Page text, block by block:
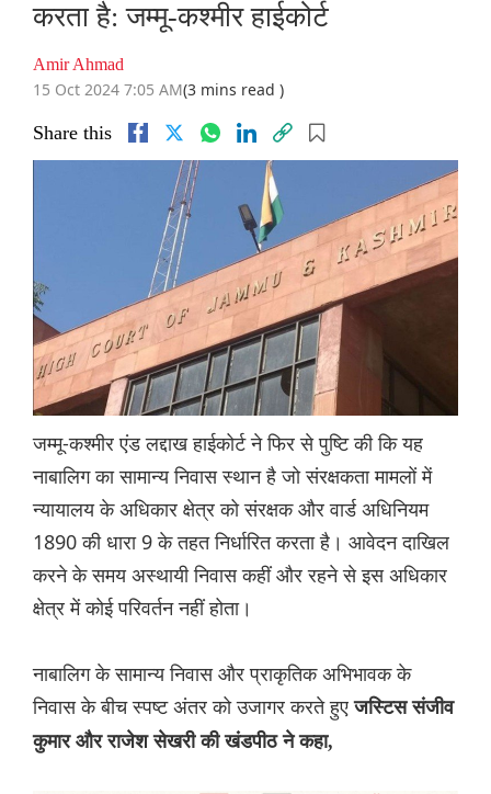
करता है: जम्मू-कश्मीर हाईकोर्ट
Amir Ahmad
15 Oct 2024 7:05 AM(3 mins read )
Share this
जम्मू-कश्मीर एंड लद्दाख हाईकोर्ट ने फिर से पुष्टि की कि यह
नाबालिग का सामान्य निवास स्थान है जो संरक्षकता मामलों में
न्यायालय के अधिकार क्षेत्र को संरक्षक और वार्ड अधिनियम
1890 की धारा 9 के तहत निर्धारित करता है। आवेदन दाखिल
करने के समय अस्थायी निवास कहीं और रहने से इस अधिकार
क्षेत्र में कोई परिवर्तन नहीं होता।
नाबालिग के सामान्य निवास और प्राकृतिक अभिभावक के
निवास के बीच स्पष्ट अंतर को उजागर करते हुएजस्टिस संजीव
कुमार और राजेश सेखरी की खंडपीठ ने कहा,